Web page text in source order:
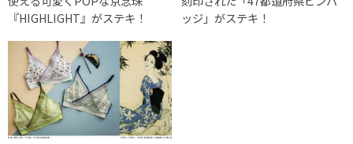
『HIGHLIGHT』がステキ！
ッジ」がステキ！